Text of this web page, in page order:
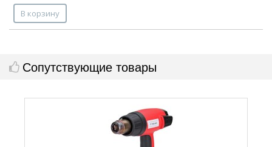
В корзину
Сопутствующие товары